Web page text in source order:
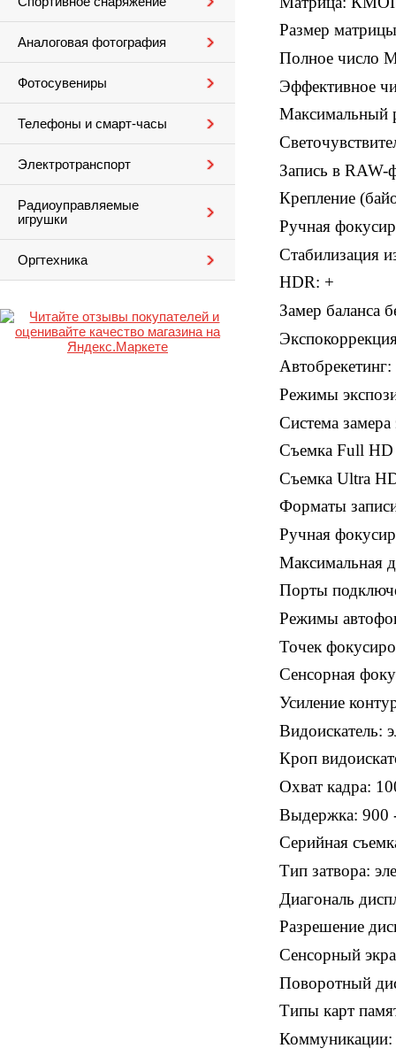
Аналоговая фотография
Фотосувениры
Телефоны и смарт-часы
Электротранспорт
Радиоуправляемые
игрушки
Оргтехника
Размер
Полное число
Эффективное
Максимальный
Запись в RAW-
Крепление
Ручная
Стабилизация
HDR: +
Замер баланса
Режимы
Система
Съемка Full HD
Съемка Ultra
Форматы
Ручная
Максимальная
Порты
Режимы
Точек
Сенсорная
Усиление
Видоискатель:
Кроп
Охват кадра:
Выдержка: 900
Серийная
Тип затвора:
Диагональ
Разрешение
Сенсорный
Поворотный
Типы карт
Коммуникации: